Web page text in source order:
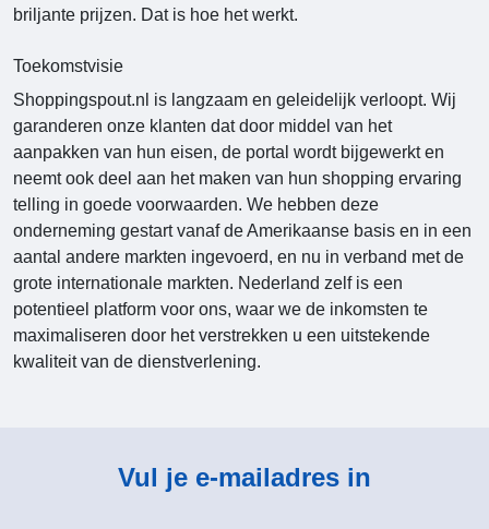
briljante prijzen. Dat is hoe het werkt.
Toekomstvisie
Shoppingspout.nl is langzaam en geleidelijk verloopt. Wij
garanderen onze klanten dat door middel van het
aanpakken van hun eisen, de portal wordt bijgewerkt en
neemt ook deel aan het maken van hun shopping ervaring
telling in goede voorwaarden. We hebben deze
onderneming gestart vanaf de Amerikaanse basis en in een
aantal andere markten ingevoerd, en nu in verband met de
grote internationale markten. Nederland zelf is een
potentieel platform voor ons, waar we de inkomsten te
maximaliseren door het verstrekken u een uitstekende
kwaliteit van de dienstverlening.
Vul je e-mailadres in